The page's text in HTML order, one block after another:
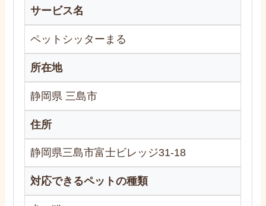
サービス名
ペットシッターまる
所在地
静岡県 三島市
住所
静岡県三島市富士ビレッジ31-18
対応できるペットの種類